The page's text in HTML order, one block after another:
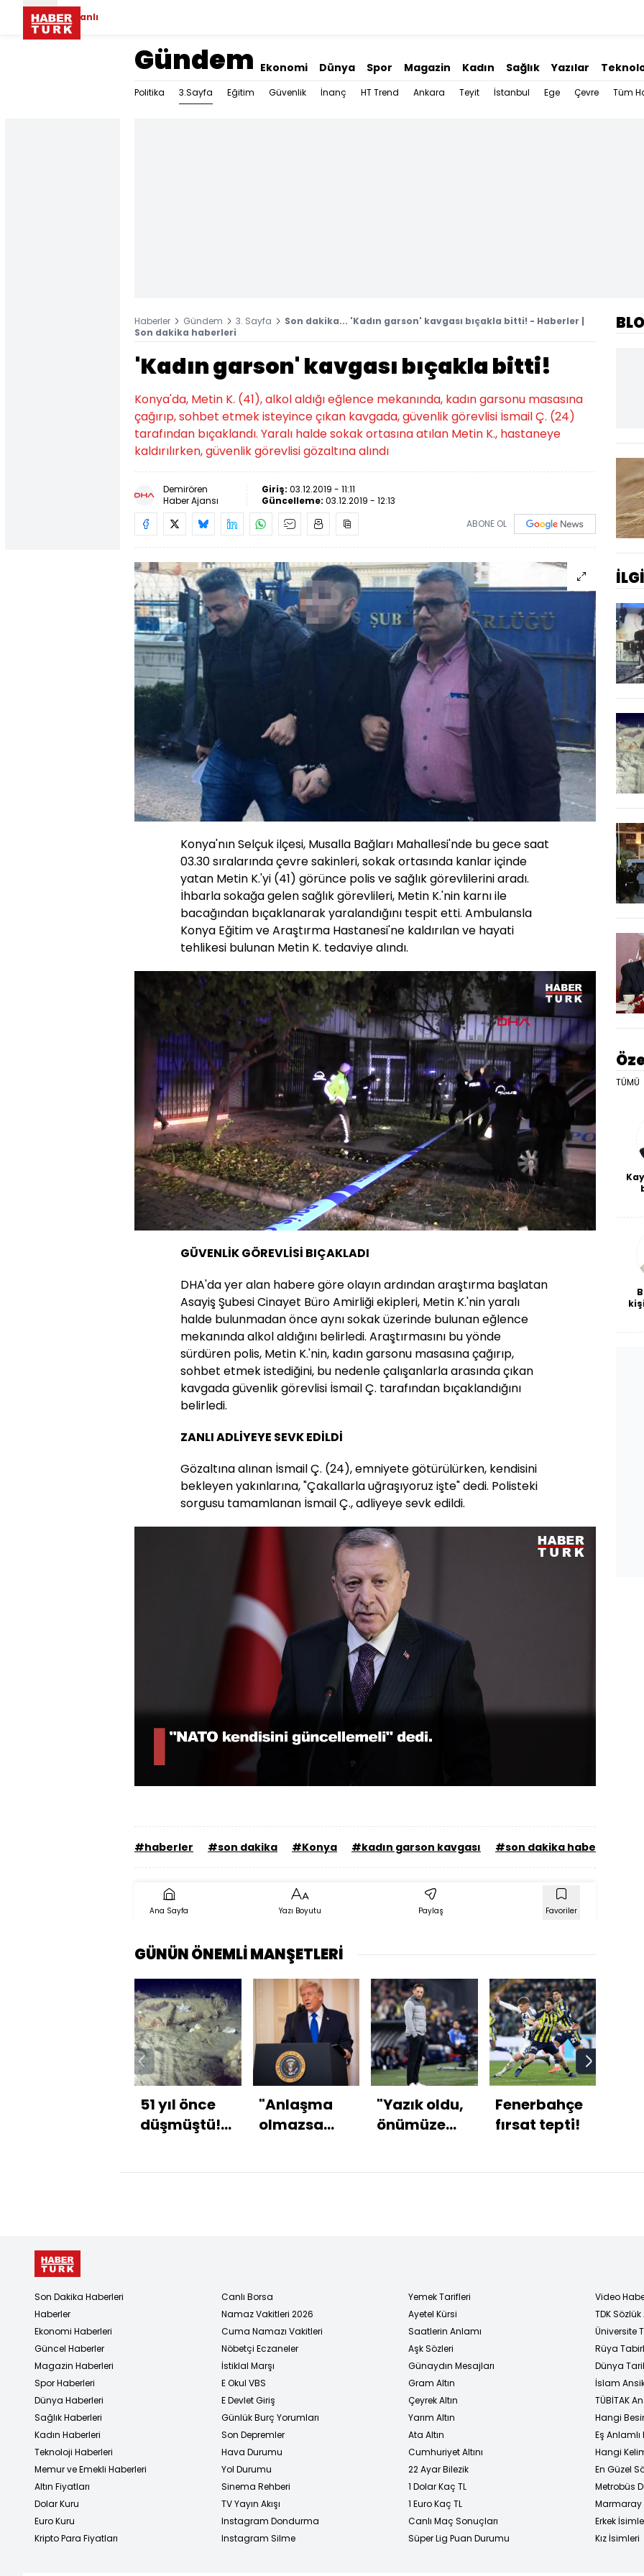
Canlı
Gündem Ekonomi Dünya Spor Magazin Kadın Sağlık Yazılar
Politika 3.Sayfa Eğitim Güvenlik İnanç HT Trend Ankara Teyit İstanbul Ege Çevre Tüm
Haberler Gündem 3. Sayfa
Son dakika... 'Kadın garson' kavgası bıçakla bitti! - Haberler |
Son dakika haberleri
'Kadın garson' kavgası bıçakla bitti!
Konya'da, Metin K. (41), alkol aldığı eğlence mekanında, kadın garsonu masasına
çağırıp, sohbet etmek isteyince çıkan kavgada, güvenlik görevlisi İsmail Ç. (24)
tarafından bıçaklandı. Yaralı halde sokak ortasına atılan Metin K., hastaneye
kaldırılırken, güvenlik görevlisi gözaltına alındı
Demirören
Haber Ajansı
Giriş: 03.12.2019 - 11:11
Güncelleme: 03.12.2019 - 12:13
ABONE OL
Konya'nın Selçuk ilçesi, Musalla Bağları Mahallesi'nde bu gece saat
03.30 sıralarında çevre sakinleri, sokak ortasında kanlar içinde
yatan Metin K.'yi (41) görünce polis ve sağlık görevlilerini aradı.
İhbarla sokağa gelen sağlık görevlileri, Metin K.'nin karnı ile
bacağından bıçaklanarak yaralandığını tespit etti. Ambulansla
Konya Eğitim ve Araştırma Hastanesi'ne kaldırılan ve hayati
tehlikesi bulunan Metin K. tedaviye alındı.
Sesi
Aç
720
Yüklendi:
34.04%
Oynatma
Hızı
GÜVENLİK GÖREVLİSİ BIÇAKLADI
DHA'da yer alan habere göre olayın ardından araştırma başlatan
Asayiş Şubesi Cinayet Büro Amirliği ekipleri, Metin K.'nin yaralı
halde bulunmadan önce aynı sokak üzerinde bulunan eğlence
mekanında alkol aldığını belirledi. Araştırmasını bu yönde
sürdüren polis, Metin K.'nin, kadın garsonu masasına çağırıp,
sohbet etmek istediğini, bu nedenle çalışanlarla arasında çıkan
kavgada güvenlik görevlisi İsmail Ç. tarafından bıçaklandığını
belirledi.
ZANLI ADLİYEYE SEVK EDİLDİ
Gözaltına alınan İsmail Ç. (24), emniyete götürülürken, kendisini
bekleyen yakınlarına, "Çakallarla uğraşıyoruz işte" dedi. Polisteki
sorgusu tamamlanan İsmail Ç., adliyeye sevk edildi.
Aç
48.70%
Hızı
#haberler #son dakika #Konya #kadın garson kavgası #son dakika haberi
Ana Sayfa Yazı Boyutu Paylaş Favoriler
GÜNÜN ÖNEMLİ MANŞETLERİ
51 yıl önce
düşmüştü!
"Anlaşma
olmazsa
"Yazık oldu,
önümüze
Fenerbahçe
fırsat tepti!
TÜMÜ
Son Dakika Haberleri
Haberler
Ekonomi Haberleri
Güncel Haberler
Magazin Haberleri
Spor Haberleri
Dünya Haberleri
Sağlık Haberleri
Kadın Haberleri
Teknoloji Haberleri
Memur ve Emekli Haberleri
Altın Fiyatları
Dolar Kuru
Euro Kuru
Kripto Para Fiyatları
Canlı Borsa
Namaz Vakitleri 2026
Cuma Namazı Vakitleri
Nöbetçi Eczaneler
İstiklal Marşı
E Okul VBS
E Devlet Giriş
Günlük Burç Yorumları
Son Depremler
Hava Durumu
Yol Durumu
Sinema Rehberi
TV Yayın Akışı
Instagram Dondurma
Instagram Silme
Yemek Tarifleri
Ayetel Kürsi
Saatlerin Anlamı
Aşk Sözleri
Günaydın Mesajları
Gram Altın
Çeyrek Altın
Yarım Altın
Ata Altın
Cumhuriyet Altını
22 Ayar Bilezik
1 Dolar Kaç TL
1 Euro Kaç TL
Canlı Maç Sonuçları
Süper Lig Puan Durumu
Video
TDK
Üniversite
Rüya
Dünya
İslam
TÜBİTAK
Hangi
Eş
Hangi
En Güzel
Metrobüs
Marmaray
Erkek
Kız İsimleri